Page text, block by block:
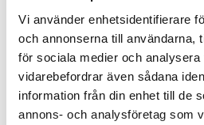
Vi använder enhetsidentifierare
och annonserna till användarna,
för sociala medier och
vidarebefordrar även sådana
information från din enhet till de
annons- och analysföretag som